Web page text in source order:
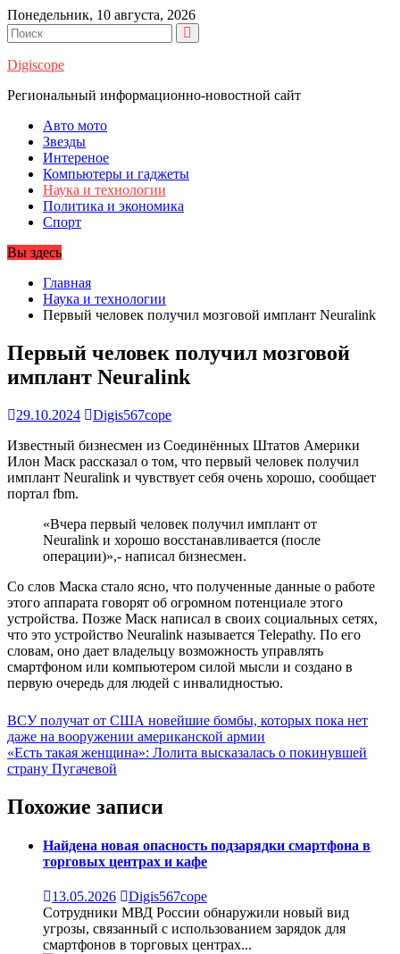
Перейти
к
содержимому
Понедельник, 10 августа, 2026
Digiscope
Региональный информационно-новостной сайт
Авто мото
Звезды
Интереное
Компьютеры и гаджеты
Наука и технологии
Политика и экономика
Спорт
Вы здесь
Главная
Наука и технологии
Первый человек получил мозговой имплант Neuralink
Первый человек получил мозговой
имплант Neuralink
29.10.2024
Digis567cope
Известный бизнесмен из Соединённых Штатов Америки
Илон Маск рассказал о том, что первый человек получил
имплант Neuralink и чувствует себя очень хорошо, сообщает
портал fbm.
«Вчера первый человек получил имплант от
Neuralink и хорошо восстанавливается (после
операции)»,- написал бизнесмен.
Со слов Маска стало ясно, что полученные данные о работе
этого аппарата говорят об огромном потенциале этого
устройства. Позже Маск написал в своих социальных сетях,
что это устройство Neuralink называется Telepathy. По его
словам, оно дает владельцу возможность управлять
смартфоном или компьютером силой мысли и создано в
первую очередь для людей с инвалидностью.
Навигация
по
записям
ВСУ получат от США новейшие бомбы, которых пока нет
даже на вооружении американской армии
«Есть такая женщина»: Лолита высказалась о покинувшей
страну Пугачевой
Похожие записи
Найдена новая опасность подзарядки смартфона в
торговых центрах и кафе
13.05.2026
Digis567cope
Сотрудники МВД России обнаружили новый вид
угрозы, связанный с использованием зарядок для
смартфонов в торговых центрах...